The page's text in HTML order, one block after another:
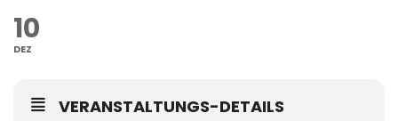
10
DEZ
VERANSTALTUNGS-DETAILS